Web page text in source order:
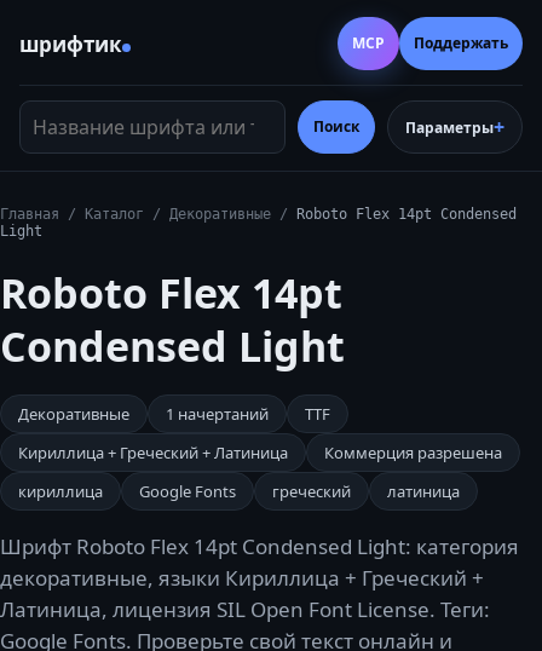
шрифтик
Название шрифта или тег
Поиск Параметры
MCP Поддержать
Главная / Каталог / Декоративные /
Roboto Flex 14pt Condensed
Light
Roboto Flex 14pt
Condensed Light
Декоративные 1 начертаний
TTF
Кириллица + Греческий + Латиница
Коммерция разрешена
кириллица
Google Fonts греческий латиница
Шрифт Roboto Flex 14pt Condensed Light: категория
декоративные, языки Кириллица + Греческий +
Латиница, лицензия SIL Open Font License. Теги:
Google Fonts. Проверьте свой текст онлайн и